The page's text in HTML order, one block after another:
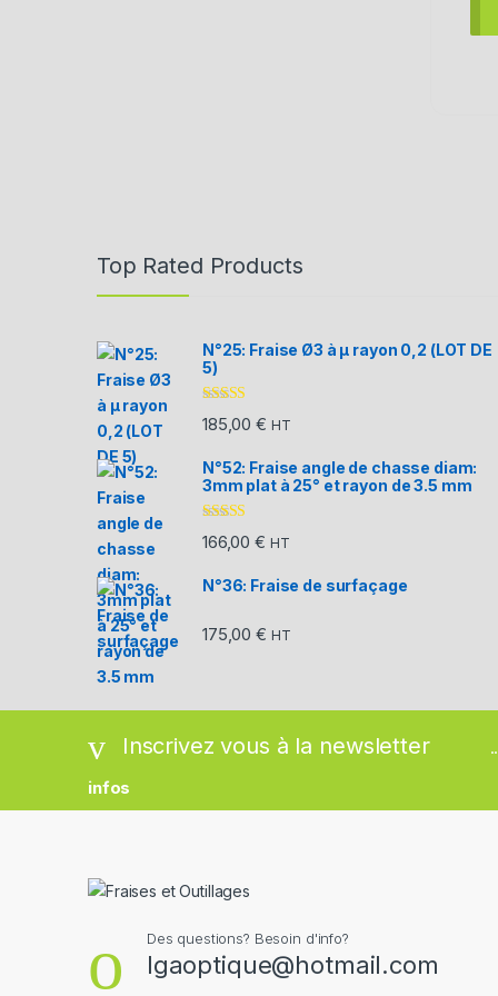
Top Rated Products
N°25: Fraise Ø3 à µ rayon 0,2 (LOT DE
5)
Note5.00sur
5
185,00€ HT
N°52: Fraise angle de chasse diam:
3mm plat à 25° et rayon de 3.5 mm
Note5.00sur
5
166,00€ HT
N°36: Fraise de surfaçage
175,00€ HT
Inscrivez vous à la newsletter
infos
Des questions? Besoin d'info?
lgaoptique@hotmail.com